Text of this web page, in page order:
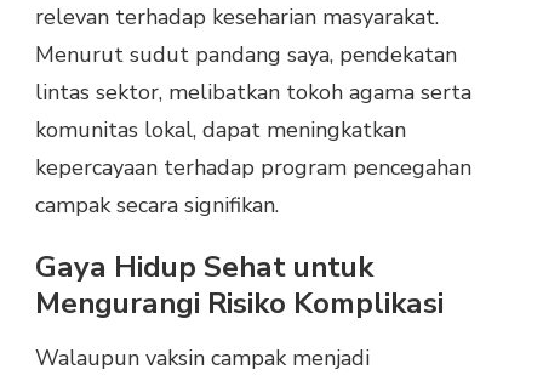
relevan terhadap keseharian masyarakat.
Menurut sudut pandang saya, pendekatan
lintas sektor, melibatkan tokoh agama serta
komunitas lokal, dapat meningkatkan
kepercayaan terhadap program pencegahan
campak secara signifikan.
Gaya Hidup Sehat untuk
Mengurangi Risiko Komplikasi
Walaupun vaksin campak menjadi